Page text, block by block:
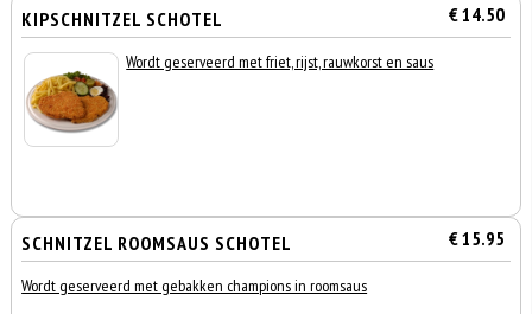
KIPSCHNITZEL SCHOTEL € 14.50
Wordt geserveerd met friet, rijst, rauwkorst en saus
SCHNITZEL ROOMSAUS SCHOTEL € 15.95
Wordt geserveerd met gebakken champions in roomsaus